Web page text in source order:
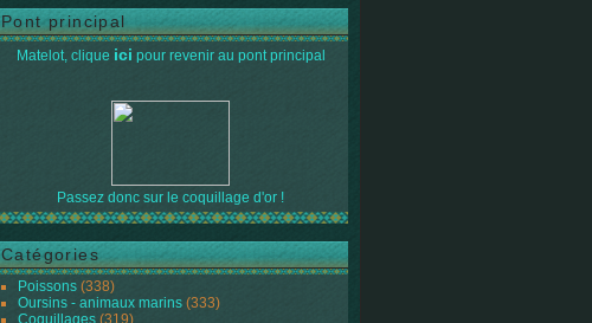
Pont principal
Matelot, clique ici pour revenir au pont principal
Passez donc sur le coquillage d'or !
Catégories
Poissons (338)
Oursins - animaux marins (333)
Coquillages (319)